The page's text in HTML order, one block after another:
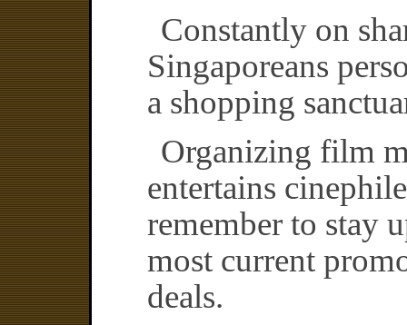
Constantly on
Singaporeans
a shopping
Organizing film
entertains
remember to stay
most current
deals.